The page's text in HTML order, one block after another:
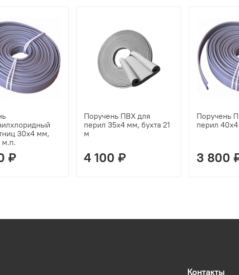
30х4 мм,
м.п.
₽
Поручень ПВХ для
перил 35х4 мм, бухта 21
м
4 100 ₽
Поручень
перил
3 800
Контакты